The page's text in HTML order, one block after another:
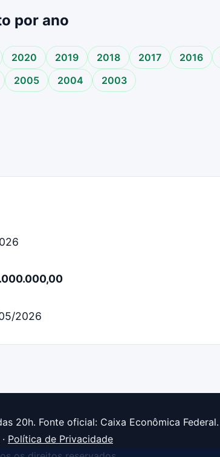
por ano
2020 2019 2018 2017 2016
2005 2004 2003
2026
20h. Fonte oficial: Caixa Econômica Federal.
· Política de Privacidade